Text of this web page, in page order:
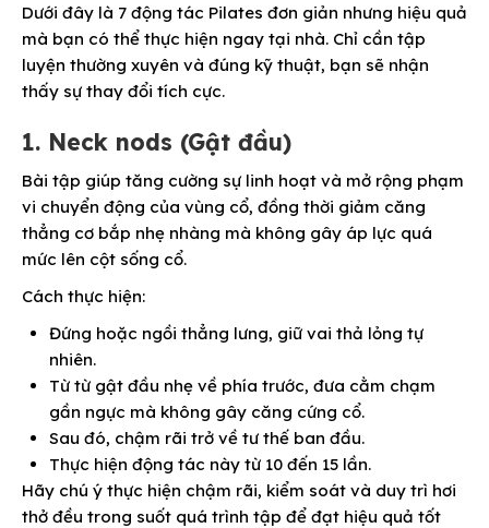
Dưới đây là 7 động tác Pilates đơn giản nhưng hiệu quả
mà bạn có thể thực hiện ngay tại nhà. Chỉ cần tập
luyện thường xuyên và đúng kỹ thuật, bạn sẽ nhận
thấy sự thay đổi tích cực.
1. Neck nods (Gật đầu)
Bài tập giúp tăng cường sự linh hoạt và mở rộng phạm
vi chuyển động của vùng cổ, đồng thời giảm căng
thẳng cơ bắp nhẹ nhàng mà không gây áp lực quá
mức lên cột sống cổ.
Cách thực hiện:
Đứng hoặc ngồi thẳng lưng, giữ vai thả lỏng tự
nhiên.
Từ từ gật đầu nhẹ về phía trước, đưa cằm chạm
gần ngực mà không gây căng cứng cổ.
Sau đó, chậm rãi trở về tư thế ban đầu.
Thực hiện động tác này từ 10 đến 15 lần.
Hãy chú ý thực hiện chậm rãi, kiểm soát và duy trì hơi
thở đều trong suốt quá trình tập để đạt hiệu quả tốt